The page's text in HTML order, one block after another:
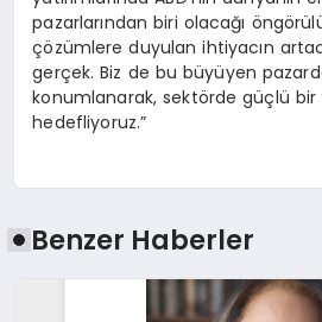
pazarlarından biri olacağı
çözümlere duyulan ihtiyacın
gerçek. Biz de bu büyüyen
konumlanarak, sektörde güçlü
hedefliyoruz.”
Benzer Haberler